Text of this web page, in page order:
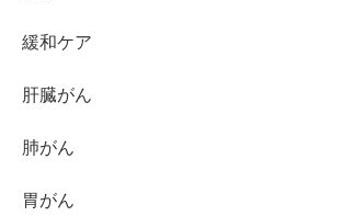
緩和ケア
肝臓がん
肺がん
胃がん